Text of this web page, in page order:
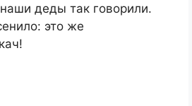
деды так говорили.
это же